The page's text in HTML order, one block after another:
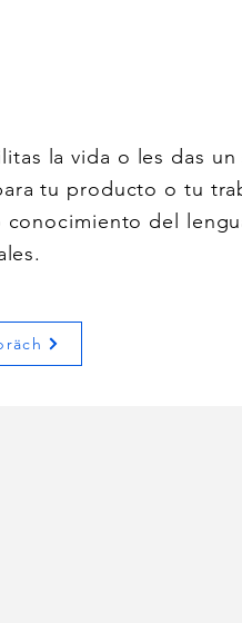
la vida o les das un
tu producto o tu
del